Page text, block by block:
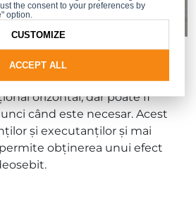
este un ecran care poate fi
orizontal, dar poate fi
când este necesar. Acest
și executanților și mai
obținerea unui efect
the consent to your preferences by
option.
ACCEPT ALL
CUSTOMIZE